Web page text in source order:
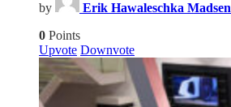
by Erik Hawaleschka Madsen
0 Points
Upvote Downvote